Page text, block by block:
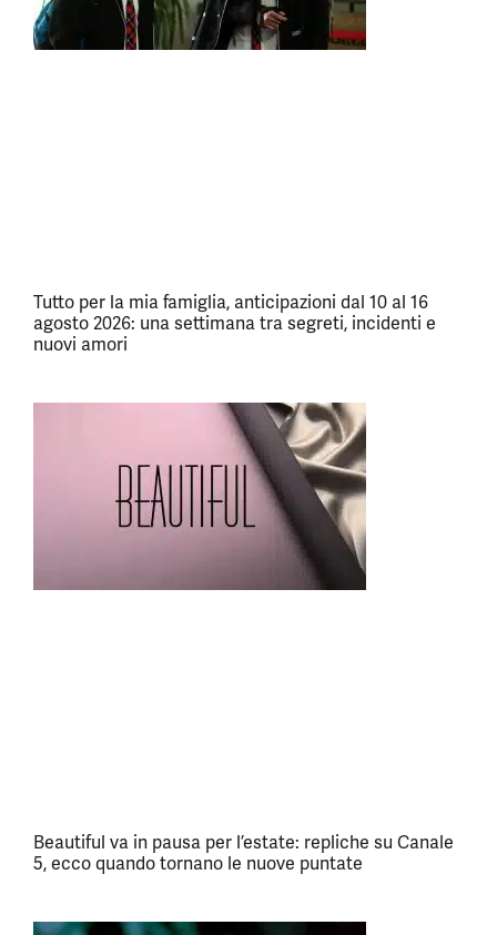
Tutto per la mia famiglia, anticipazioni dal 10 al 16
agosto 2026: una settimana tra segreti, incidenti e
nuovi amori
Beautiful va in pausa per l’estate: repliche su Canale
5, ecco quando tornano le nuove puntate